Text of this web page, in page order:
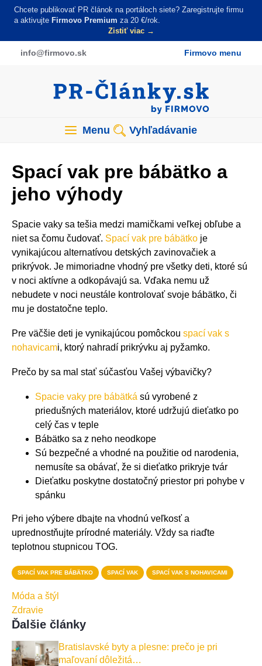
Skočiť
obsah
Chcete publikovať PR článok na portáloch siete? Zaregistrujte firmu
a aktivujte Firmovo Premium za 20 €/rok.
Zistiť viac →
info@firmovo.sk Firmovo menu
Menu Vyhľadávanie
Spací vak pre bábätko a
jeho výhody
Spacie vaky sa tešia medzi mamičkami veľkej obľube a
niet sa čomu čudovať. Spací vak pre bábätko je
vynikajúcou alternatívou detských zavinovačiek a
prikrývok. Je mimoriadne vhodný pre všetky deti, ktoré sú
v noci aktívne a odkopávajú sa. Vďaka nemu už
nebudete v noci neustále kontrolovať svoje bábätko, či
mu je dostatočne teplo.
Pre väčšie deti je vynikajúcou pomôckou spací vak s
nohavicami, ktorý nahradí prikrývku aj pyžamko.
Prečo by sa mal stať súčasťou Vašej výbavičky?
Spacie vaky pre bábätká sú vyrobené z
priedušných materiálov, ktoré udržujú dieťatko po
celý čas v teple
Bábätko sa z neho neodkope
Sú bezpečné a vhodné na použitie od narodenia,
nemusíte sa obávať, že si dieťatko prikryje tvár
Dieťatku poskytne dostatočný priestor pri pohybe v
spánku
Pri jeho výbere dbajte na vhodnú veľkosť a
uprednostňujte prírodné materiály. Vždy sa riaďte
teplotnou stupnicou TOG.
SPACÍ VAK PRE BÁBÄTKO SPACÍ VAK SPACÍ VAK S NOHAVICAMI
Móda a štýl
Zdravie
Ďalšie články
Bratislavské byty a plesne: prečo je pri
maľovaní dôležitá…